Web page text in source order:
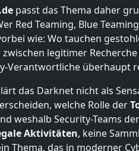
passt das Thema daher
Red Teaming, Blue
wie: Wo tauchen
legitimer
Verantwortliche überhaupt
das Darknet nicht als
welche Rolle der
weshalb Security-Teams
Aktivitäten, keine
Thema, das in moderner